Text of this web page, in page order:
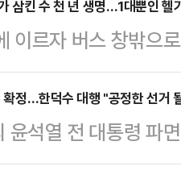
에는 '87년 체제' 극
.앞서 한 전 대표는
.천공은 7일 자신의
의 영상에서 "하늘이
풀어달라"는 질문
있어야 한다는 생각
살릴 수 있다면, 국
삼킨 수 천 년 생명…1대뿐인 헬
이르자 버스 창밖으
버린 축사와 식당, 가
장에 멈췄다.달기
병에 좋은 물로 알려
은 인기 관광지, 유네
정…한덕수 대행 "공정한 선거
윤석열 전 대통령 파
3일(화요일)로 확정